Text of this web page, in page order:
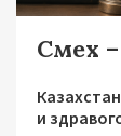
Смех
и